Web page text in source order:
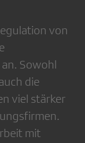
von
Sowohl
die
viel stärker
mit